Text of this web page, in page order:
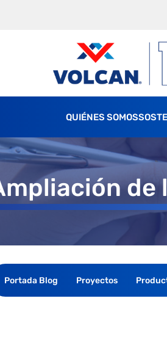
QUIÉNES SOMOS
de
Portada Blog Proyectos